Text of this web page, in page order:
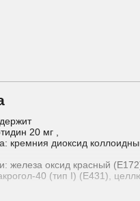
20 мг ,
кремния диоксид
железа оксид красный
40 (тип I) (Е431),